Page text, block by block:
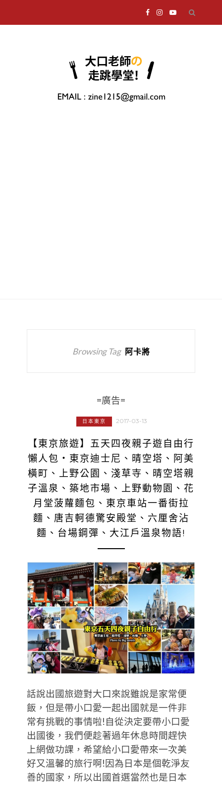
Browsing Tag 阿卡將
=廣告=
日本東京 2017-03-13
【東京旅遊】五天四夜親子遊自由行
懶人包‧東京迪士尼、晴空塔、阿美
橫町、上野公園、淺草寺、晴空塔親
子溫泉、築地市場、上野動物園、花
月堂菠蘿麵包、東京車站一番街拉
麵、唐吉軻德驚安殿堂、六厘舍沾
麵、台場鋼彈、大江戶溫泉物語!
話說出國旅遊對大口來說雖說是家常便
飯，但是帶小口愛一起出國就是一件非
常有挑戰的事情啦!自從決定要帶小口愛
出國後，我們便趁著過年休息時間趕快
上網做功課，希望給小口愛帶來一次美
好又溫馨的旅行啊!因為日本是個乾淨友
善的國家，所以出國首選當然也是日本